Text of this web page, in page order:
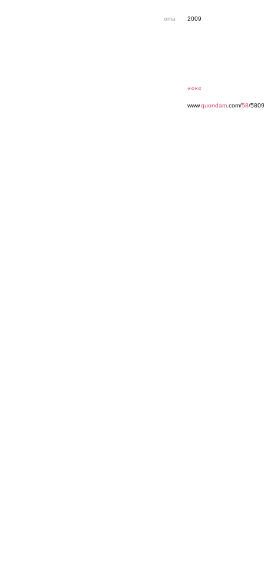
oma 2009
««««
www.quondam .com/58/